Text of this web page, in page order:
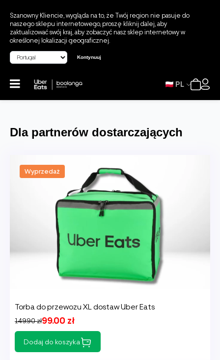
Szanowny Kliencie, wygląda na to, że Twój region nie pasuje do
naszego sklepu internetowego, proszę kliknij dalej, aby
zaktualizować swój kraj, aby zobaczyć nasz sklep internetowy w
określonej lokalizacji geograficznej.
Kontynuuj
PL
Dla partnerów dostarczających
Wyprzedaż
Torba do przewozu XL dostaw Uber Eats
99.00 zł
149.90 zł
Dodaj do koszyka